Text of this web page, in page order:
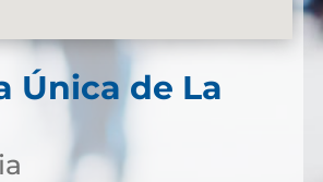
Única de La